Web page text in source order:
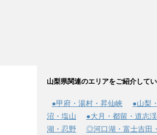
山梨県関連のエリアをご紹介してい
●甲府・湯村・昇仙峡
●山梨
沼・塩山
●大月・都留・道志
湖・忍野
◎河口湖・富士吉田